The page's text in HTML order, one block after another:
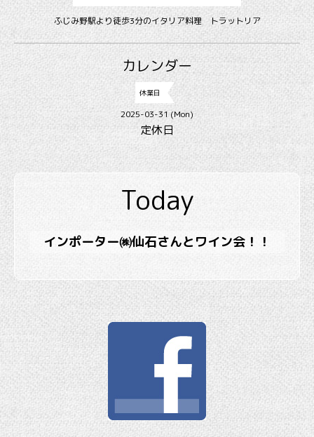
ふじみ野駅より徒歩3分のイタリア料理 トラットリア
カレンダー
休業日
2025-03-31 (Mon)
定休日
Today
インポーター㈱仙石さんとワイン会！！